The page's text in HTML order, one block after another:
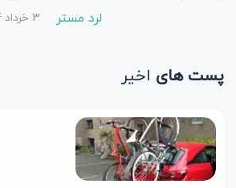
لرد مستر 3 خرداد 1404 - 12:37
پست های اخیر